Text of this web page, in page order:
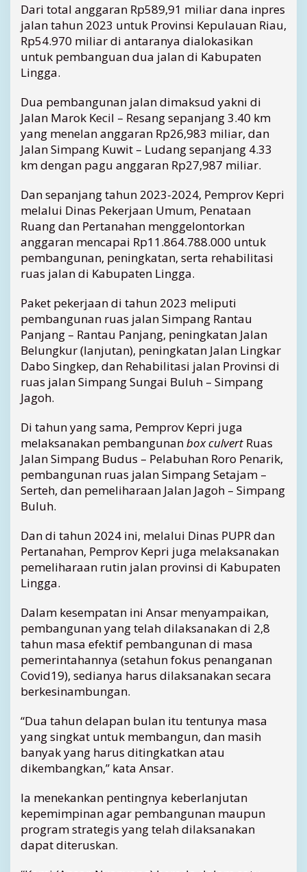
k
J
a
l
i
L
i
n
g
a
t
h
u
n
2
2
3
Dari total anggaran Rp589,91 miliar dana inpres
jalan tahun 2023 untuk Provinsi Kepulauan Riau,
Rp54.970 miliar di antaranya dialokasikan
untuk pembanguan dua jalan di Kabupaten
Lingga.
Dua pembangunan jalan dimaksud yakni di
Jalan Marok Kecil – Resang sepanjang 3.40 km
yang menelan anggaran Rp26,983 miliar, dan
Jalan Simpang Kuwit – Ludang sepanjang 4.33
km dengan pagu anggaran Rp27,987 miliar.
Dan sepanjang tahun 2023-2024, Pemprov Kepri
melalui Dinas Pekerjaan Umum, Penataan
Ruang dan Pertanahan menggelontorkan
anggaran mencapai Rp11.864.788.000 untuk
pembangunan, peningkatan, serta rehabilitasi
ruas jalan di Kabupaten Lingga.
Paket pekerjaan di tahun 2023 meliputi
pembangunan ruas jalan Simpang Rantau
Panjang – Rantau Panjang, peningkatan Jalan
Belungkur (lanjutan), peningkatan Jalan Lingkar
Dabo Singkep, dan Rehabilitasi jalan Provinsi di
ruas jalan Simpang Sungai Buluh – Simpang
Jagoh.
Di tahun yang sama, Pemprov Kepri juga
melaksanakan pembangunanbox culvert Ruas
Jalan Simpang Budus – Pelabuhan Roro Penarik,
pembangunan ruas jalan Simpang Setajam –
Serteh, dan pemeliharaan Jalan Jagoh – Simpang
Buluh.
Dan di tahun 2024 ini, melalui Dinas PUPR dan
Pertanahan, Pemprov Kepri juga melaksanakan
pemeliharaan rutin jalan provinsi di Kabupaten
Lingga.
Dalam kesempatan ini Ansar menyampaikan,
pembangunan yang telah dilaksanakan di 2,8
tahun masa efektif pembangunan di masa
pemerintahannya (setahun fokus penanganan
Covid19), sedianya harus dilaksanakan secara
berkesinambungan.
“Dua tahun delapan bulan itu tentunya masa
yang singkat untuk membangun, dan masih
banyak yang harus ditingkatkan atau
dikembangkan,” kata Ansar.
Ia menekankan pentingnya keberlanjutan
kepemimpinan agar pembangunan maupun
program strategis yang telah dilaksanakan
dapat diteruskan.